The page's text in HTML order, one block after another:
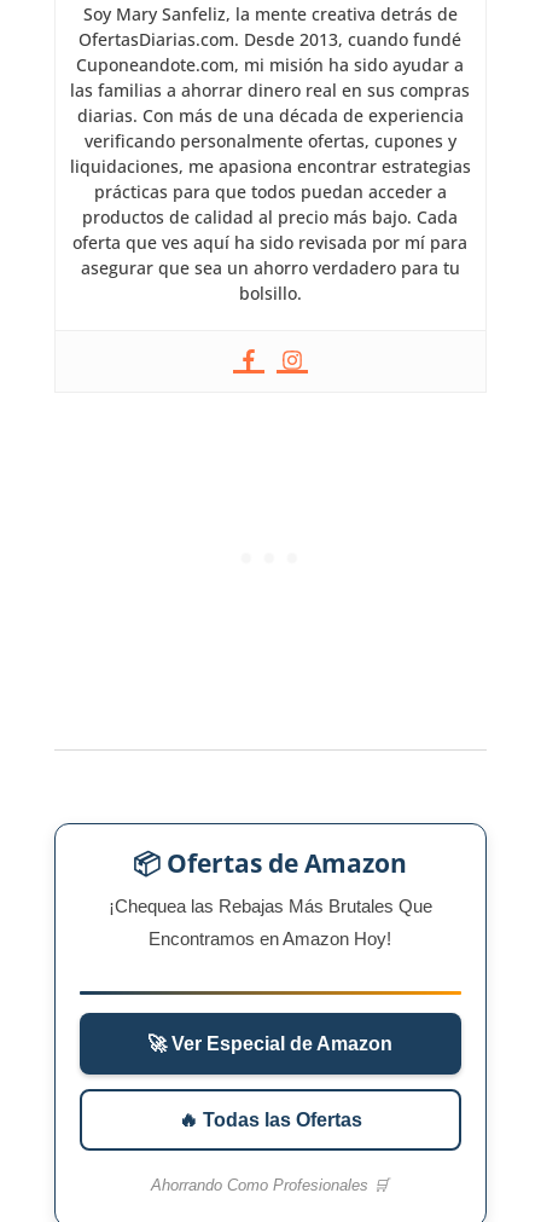
Soy Mary Sanfeliz, la mente creativa detrás de
OfertasDiarias.com. Desde 2013, cuando fundé
Cuponeandote.com, mi misión ha sido ayudar a
las familias a ahorrar dinero real en sus compras
diarias. Con más de una década de experiencia
verificando personalmente ofertas, cupones y
liquidaciones, me apasiona encontrar estrategias
prácticas para que todos puedan acceder a
productos de calidad al precio más bajo. Cada
oferta que ves aquí ha sido revisada por mí para
asegurar que sea un ahorro verdadero para tu
bolsillo.
📦 Ofertas de Amazon
¡Chequea las Rebajas Más Brutales Que
Encontramos en Amazon Hoy!
🚀 Ver Especial de Amazon
🔥 Todas las Ofertas
Ahorrando Como Profesionales 🛒